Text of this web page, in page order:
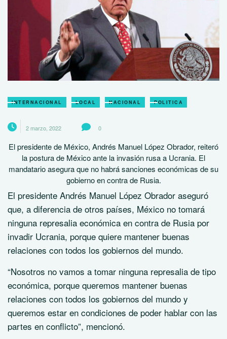
INTERNACIONAL LOCAL NACIONAL POLITICA
2 marzo, 2022 0
El presidente de México, Andrés Manuel López Obrador, reiteró
la postura de México ante la invasión rusa a Ucrania. El
mandatario asegura que no habrá sanciones económicas de su
gobierno en contra de Rusia.
El presidente Andrés Manuel López Obrador aseguró
que, a diferencia de otros países, México no tomará
ninguna represalia económica en contra de Rusia por
invadir Ucrania, porque quiere mantener buenas
relaciones con todos los gobiernos del mundo.
“Nosotros no vamos a tomar ninguna represalia de tipo
económica, porque queremos mantener buenas
relaciones con todos los gobiernos del mundo y
queremos estar en condiciones de poder hablar con las
partes en conflicto”, mencionó.